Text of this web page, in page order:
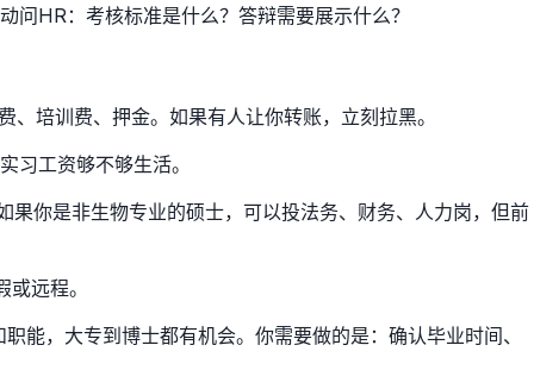
HR：考核标准是什么？答辩需要展示什么？
培训费、押金。如果有人让你转账，立刻拉黑。
习工资够不够生活。
你是非生物专业的硕士，可以投法务、财务、人力岗，但前
远程。
能，大专到博士都有机会。你需要做的是：确认毕业时间、